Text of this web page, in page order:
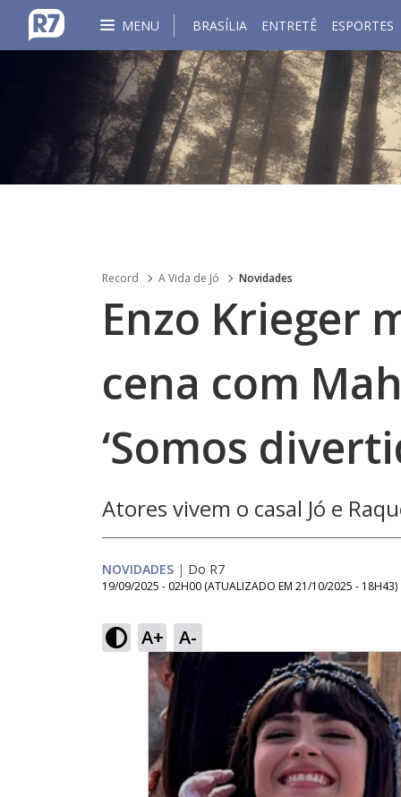
MENU BRASÍLIA ENTRETÊ ESPORTES
Record A Vida de Jó Novidades
Enzo Krieger
cena com
‘Somos
Atores vivem o casal Jó e
NOVIDADES | Do R7
19/09/2025 - 02H00 (ATUALIZADO EM 21/10/2025 - 18H43)
A+ A-